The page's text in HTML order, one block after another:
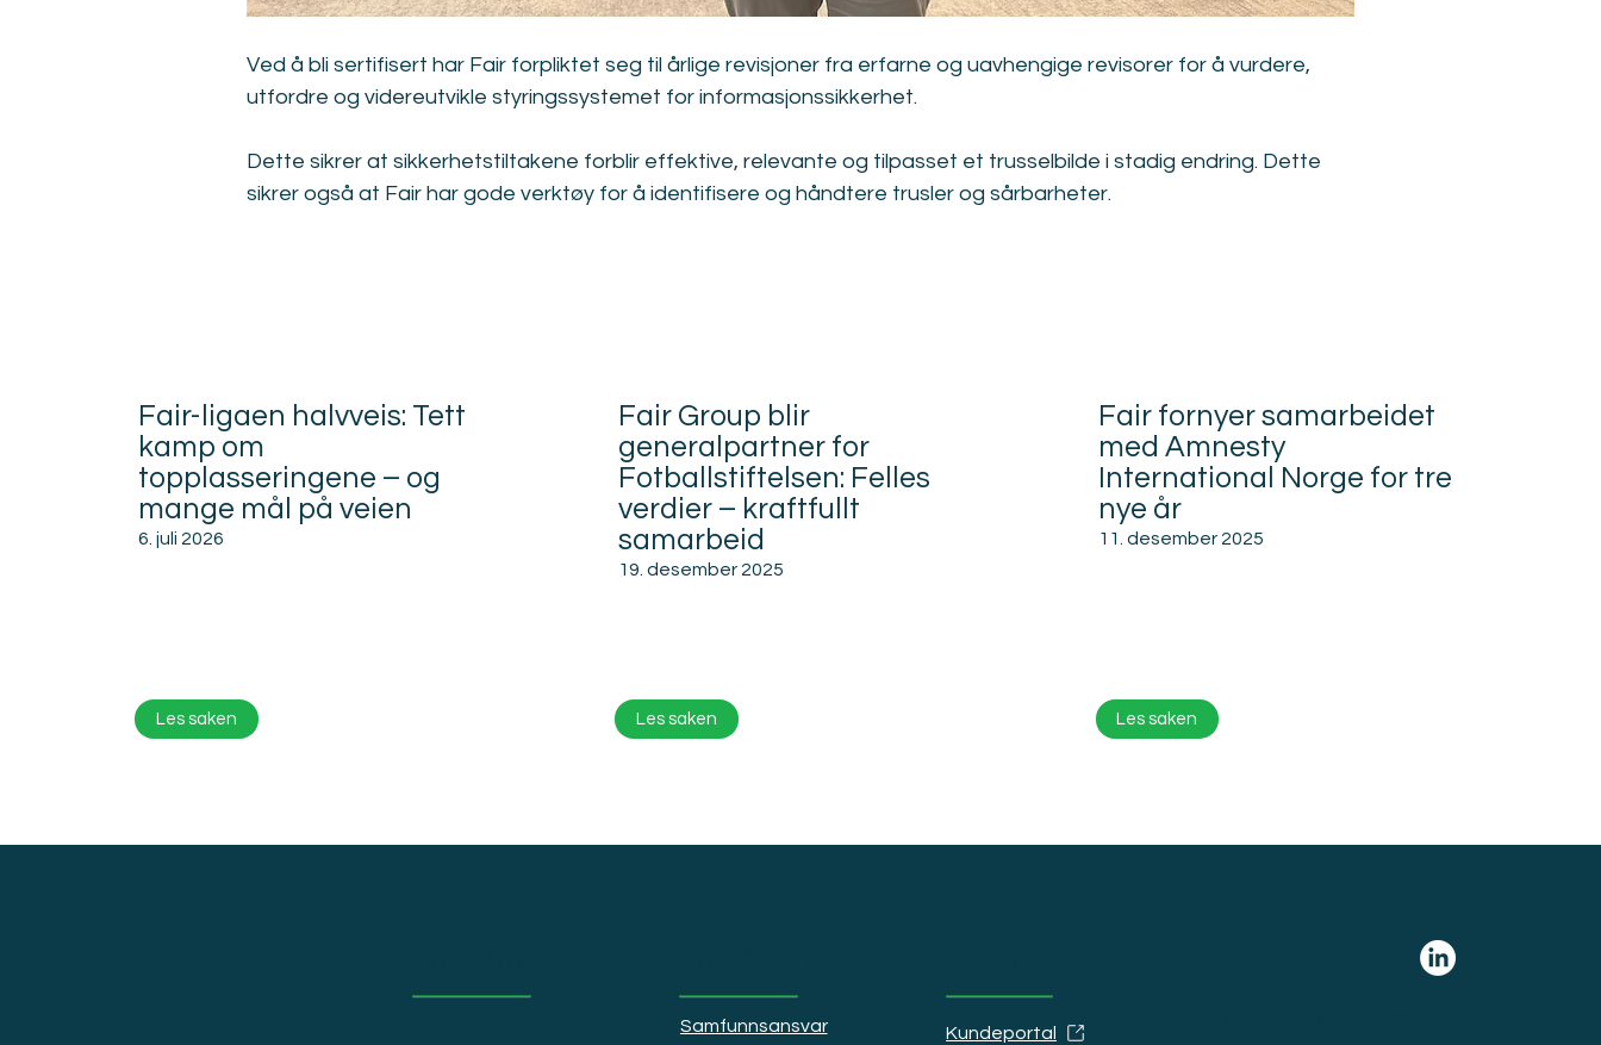
Ved å bli sertifisert har Fair forpliktet seg til årlige revisjoner fra erfarne og uavhengige revisorer for å vurdere,
utfordre og videreutvikle styringssystemet for informasjonssikkerhet.
Dette sikrer at sikkerhetstiltakene forblir effektive, relevante og tilpasset et trusselbilde i stadig endring. Dette
sikrer også at Fair har gode verktøy for å identifisere og håndtere trusler og sårbarheter.
Fair-ligaen halvveis: Tett
kamp om
topplasseringene – og
mange mål på veien
6. juli 2026
Les saken
Fair Group blir
generalpartner for
Fotballstiftelsen: Felles
verdier – kraftfullt
samarbeid
19. desember 2025
Les saken
Fair fornyer samarbeidet
med Amnesty
International Norge for tre
nye år
11. desember 2025
Les saken
Samfunnsansvar Kundeportal